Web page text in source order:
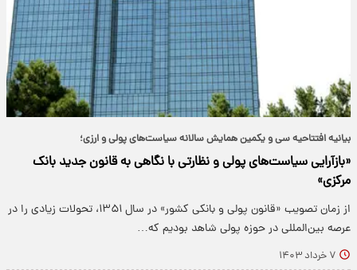
بیانیه افتتاحیه سی و یکمین همایش سالانه سیاست‌های پولی و ارزی؛
«بازآرایی سیاست‌های پولی و نظارتی با نگاهی به قانون جدید بانک
مرکزی»
از زمان تصویب «قانون پولی و بانکی کشور» در سال ۱۳۵۱، تحولات زیادی را در
عرصه بین‌المللی در حوزه پولی شاهد بودیم که…
۷ خرداد ۱۴۰۳